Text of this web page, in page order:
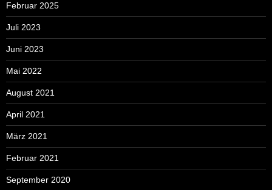
Februar 2025
Juli 2023
Juni 2023
Mai 2022
August 2021
April 2021
März 2021
Februar 2021
September 2020